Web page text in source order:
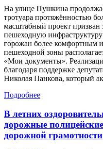
На улице Пушкина
тротуара протяжённостью
масштабный проект призван
пешеходную
горожан более комфортным
пешеходной зоны
«Мои документы».
благодаря поддержке
Николая Панкова, который
Подробнее
В летних
дорожные
дорожной грамотности